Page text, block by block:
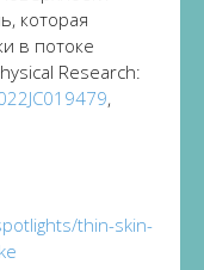
которая
в потоке
Research:
,
thin-skin-